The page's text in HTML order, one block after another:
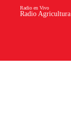
Radio Agricultura
Radio en Vivo